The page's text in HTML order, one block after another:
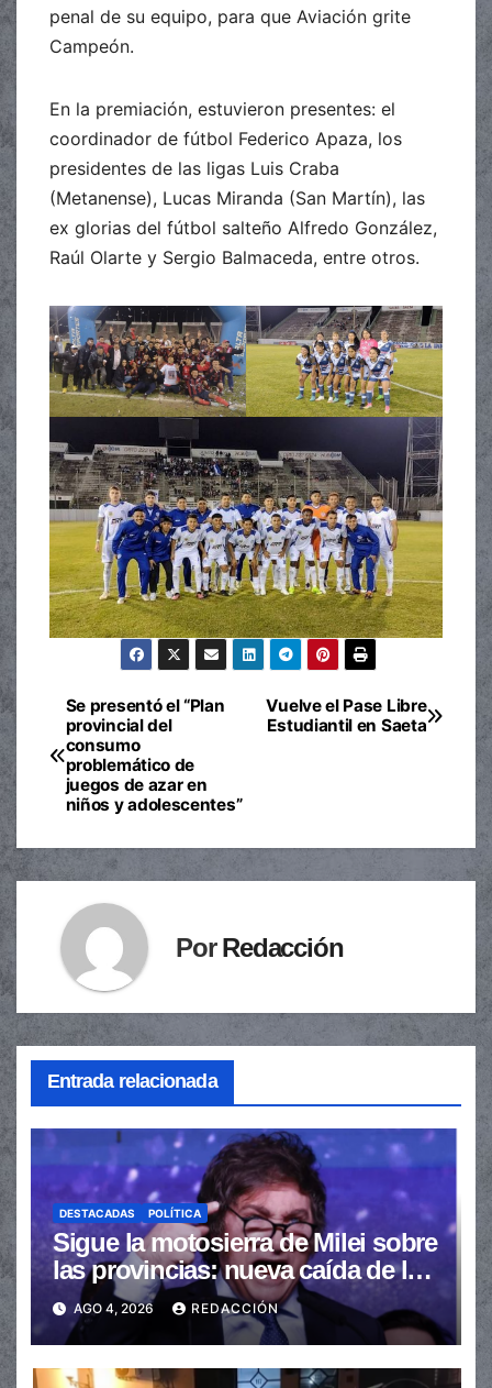
penal de su equipo, para que Aviación grite
Campeón.
En la premiación, estuvieron presentes: el
coordinador de fútbol Federico Apaza, los
presidentes de las ligas Luis Craba
(Metanense), Lucas Miranda (San Martín), las
ex glorias del fútbol salteño Alfredo González,
Raúl Olarte y Sergio Balmaceda, entre otros.
Navegación
de
entradas
Vuelve el Pase Libre
Estudiantil en Saeta
Se presentó el “Plan
provincial del
consumo
problemático de
juegos de azar en
niños y adolescentes”
PorRedacción
Entrada relacionada
DESTACADAS POLÍTICA
Sigue la motosierra de Milei sobre
las provincias: nueva caída de las
transferencias no automáticas
AGO 4, 2026 REDACCIÓN